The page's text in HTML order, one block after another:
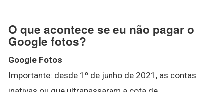
O que acontece se eu não pagar o
Google fotos?
Google Fotos
Importante: desde 1º de junho de 2021, as contas